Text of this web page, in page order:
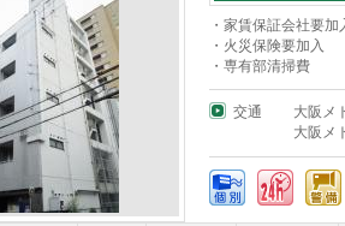
・家賃保証会社要加
・火災保険要加入
・専有部清掃費
交通
大阪メ
大阪メ